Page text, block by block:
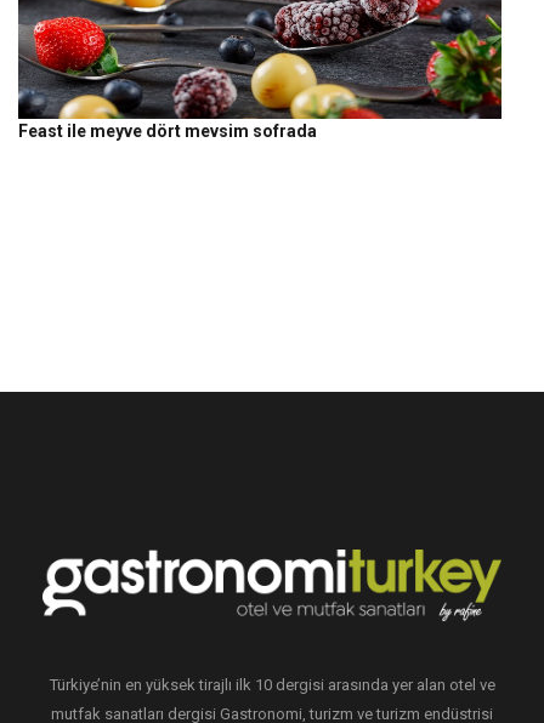
Feast ile meyve dört mevsim sofrada
Türkiye’nin en yüksek tirajlı ilk 10 dergisi arasında yer alan otel ve
mutfak sanatları dergisi Gastronomi, turizm ve turizm endüstrisi